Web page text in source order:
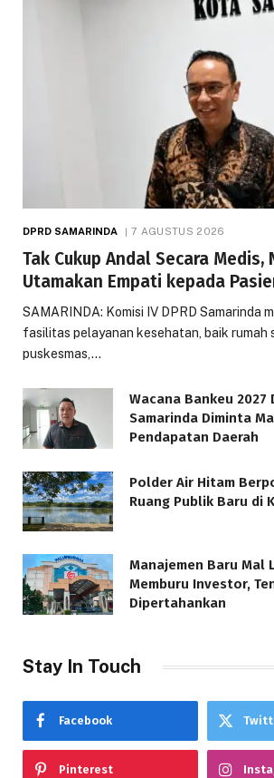
DPRD SAMARINDA 7 AGUSTUS 2026
Tak Cukup Andal Secara Medis,
Utamakan Empati kepada
SAMARINDA: Komisi IV DPRD Samarinda
fasilitas pelayanan kesehatan, baik rumah
puskesmas,…
Wacana Bankeu 2027
Samarinda Diminta
Pendapatan Daerah
Polder Air Hitam
Ruang Publik Baru di
Manajemen Baru Mal
Memburu Investor,
Dipertahankan
Stay In Touch
Facebook
Pinterest